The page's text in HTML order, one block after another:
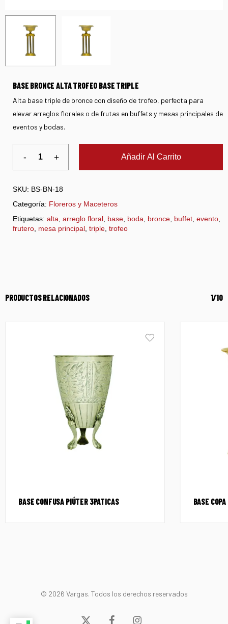
BASE BRONCE ALTA TROFEO BASE TRIPLE
Alta base triple de bronce con diseño de trofeo, perfecta para
elevar arreglos florales o de frutas en buffets y mesas principales de
eventos y bodas.
Añadir Al Carrito
SKU: BS-BN-18
Categoría: Floreros y Maceteros
Etiquetas: alta arreglo floral base boda bronce buffet evento
frutero mesa principal triple trofeo
PRODUCTOS RELACIONADOS 1/10
BASE CONFUSA PIÚTER 3PATICAS BASE
© 2026 Vargas. Todos los derechos reservados
x- facebookinstagram